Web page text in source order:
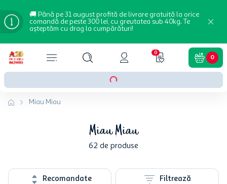
🚚 Până pe 31 august profită de livrare gratuită la orice
comandă de peste 300 lei, cu greutatea sub 40kg. Te
așteptăm cu drag la cumpărături!
0
0
Miau Miau
Miau Miau
62 de produse
Recomandate Filtrează